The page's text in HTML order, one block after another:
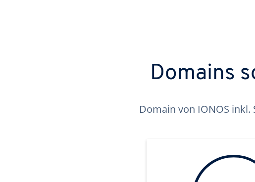
Domains
Domain von IONOS inkl.